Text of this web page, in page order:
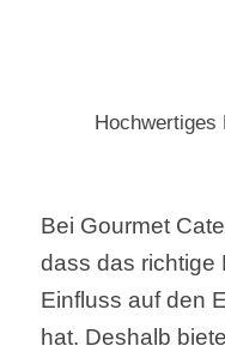
Hochwertiges
Bei Gourmet
dass das richtige
Einfluss auf den
hat. Deshalb